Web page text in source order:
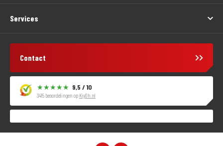
Services
Contact
9,5 / 10
3415 beoordelingen op KiyOh.nl